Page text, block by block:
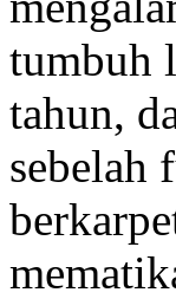
tumbuh
tahun,
sebelah